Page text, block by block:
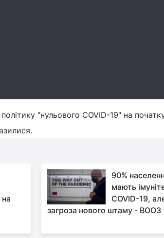
"нульового COVID-19" на
90%
мають
COVID-19,
загроза нового штаму - ВООЗ